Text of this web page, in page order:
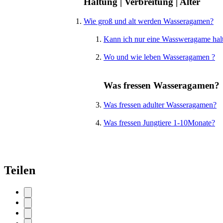
Wie groß und alt werden Wasseragamen?
Kann ich nur eine Wassweragame
Wo und wie leben Wasseragamen ?
Was fressen Wasseragamen?
Was fressen adulter Wasseragamen?
Was fressen Jungtiere 1-10Monate?
Teilen